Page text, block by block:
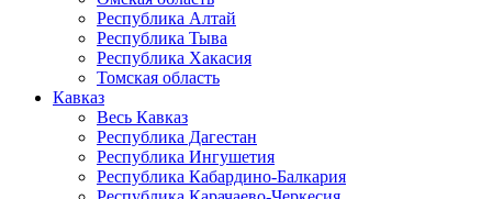
Республика Алтай
Республика Тыва
Республика Хакасия
Томская область
Кавказ
Весь Кавказ
Республика Дагестан
Республика Ингушетия
Республика Кабардино-Балкария